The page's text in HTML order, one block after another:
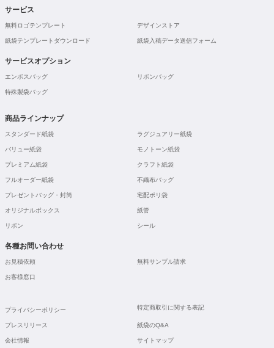
サービス
無料ロゴテンプレート デザインストア
紙袋テンプレートダウンロード 紙袋入稿データ送信フォーム
サービスオプション
エンボスバッグ リボンバッグ
特殊製袋バッグ
商品ラインナップ
スタンダード紙袋 ラグジュアリー紙袋
バリュー紙袋 モノトーン紙袋
プレミアム紙袋 クラフト紙袋
フルオーダー紙袋 不織布バッグ
プレゼントバッグ・封筒 宅配ポリ袋
オリジナルボックス 紙管
リボン シール
各種お問い合わせ
お見積依頼 無料サンプル請求
お客様窓口
プライバシーポリシー 特定商取引に関する表記
プレスリリース 紙袋のQ&A
会社情報 サイトマップ